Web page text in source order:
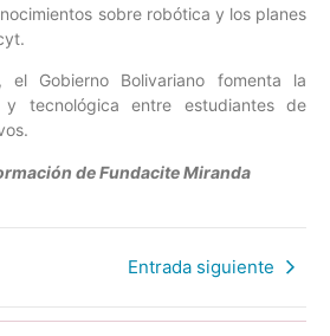
sobre robótica y los planes
el Gobierno Bolivariano fomenta la
y tecnológica entre estudiantes de
de Fundacite Miranda
Entrada siguiente